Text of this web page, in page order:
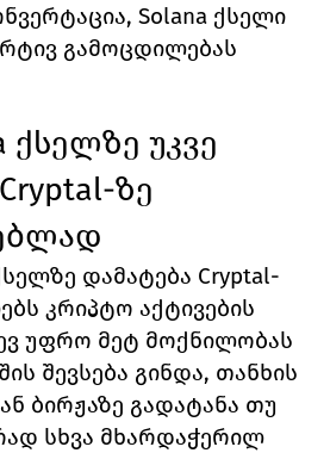
Solana ქსელი
გამოცდილებას
ქსელზე უკვე
ზე
დამატება Cryptal-
კრიპტო აქტივების
უფრო მეტ მოქნილობას
შევსება გინდა, თანხის
ბირჟაზე გადატანა თუ
სხვა მხარდაჭერილ